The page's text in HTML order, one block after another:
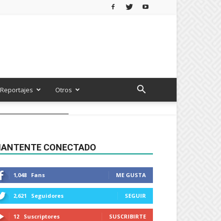
Reportajes Otros
CONECTADO
1,048 Fans ME GUSTA
2,621 Seguidores SEGUIR
12 Suscriptores SUSCRIBIRTE